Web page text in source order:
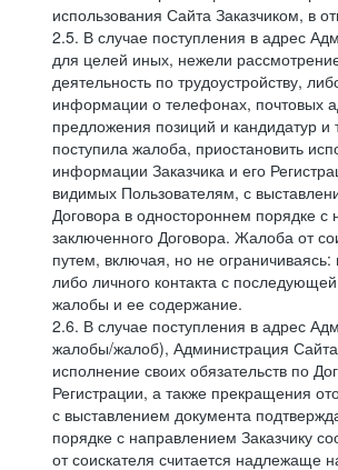
использования Сайта Заказчиком, в
2.5. В случае поступления в адрес
для целей иных, нежели
деятельность по трудоустройству,
информации о телефонах, почтовых
предложения позиций и кандидатур
поступила жалоба, приостановить
информации Заказчика и его
видимых Пользователям, с
Договора в одностороннем порядке с
заключенного Договора. Жалоба от
путем, включая, но не
либо личного контакта с
жалобы и ее содержание.
2.6. В случае поступления в адрес
жалобы/жалоб), Администрация
исполнение своих обязательств по
Регистрации, а также прекращения
с выставлением документа
порядке с направлением Заказчику
от соискателя считается